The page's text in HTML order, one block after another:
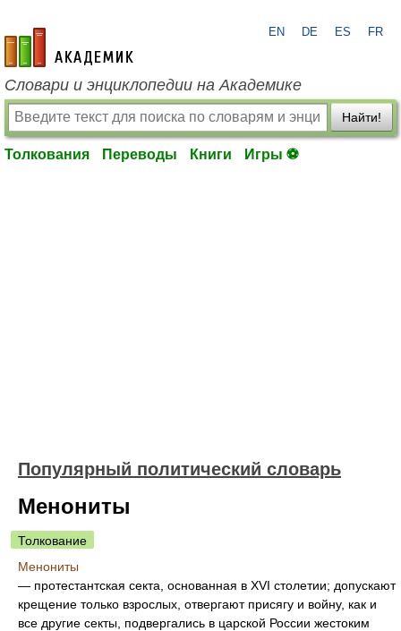
academic.ru
EN DE ES FR
Словари и энциклопедии на Академике
Найти!
Толкования Переводы Книги Игры ⚽
Популярный политический словарь
Менониты
Толкование
Менониты
— протестантская секта, основанная в XVI столетии; допускают
крещение только взрослых, отвергают присягу и войну, как и
все другие секты, подвергались в царской России жестоким